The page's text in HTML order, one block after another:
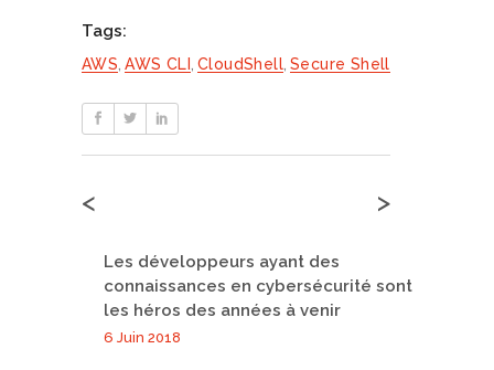
Tags:
AWS AWS CLI CloudShell Secure Shell
< >
Les développeurs ayant des
connaissances en cybersécurité sont
les héros des années à venir
6 Juin 2018